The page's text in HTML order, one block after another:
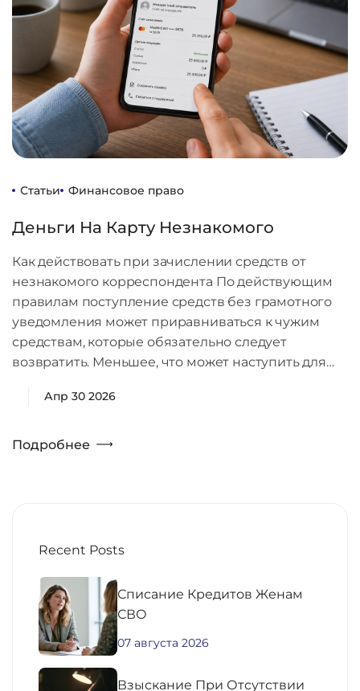
Статьи Финансовое право
Деньги На Карту Незнакомого
Как действовать при зачислении средств от
незнакомого корреспондента По действующим
правилам поступление средств без грамотного
уведомления может приравниваться к чужим
средствам, которые обязательно следует
возвратить. Меньшее, что может наступить для…
Апр 30 2026
Подробнее
Recent Posts
Списание Кредитов Женам
СВО
07 августа 2026
Взыскание При Отсутствии